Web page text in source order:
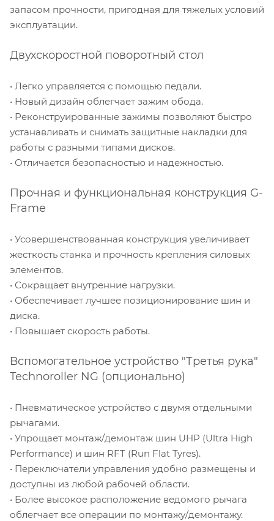
запасом прочности, пригодная для тяжелых условий
эксплуатации.
Двухскоростной поворотный стол
• Легко управляется с помощью педали.
• Новый дизайн облегчает зажим обода.
• Реконструированные зажимы позволяют быстро
устанавливать и снимать защитные накладки для
работы с разными типами дисков.
• Отличается безопасностью и надежностью.
Прочная и функциональная конструкция G-
Frame
• Усовершенствованная конструкция увеличивает
жесткость станка и прочность крепления силовых
элементов.
• Сокращает внутренние нагрузки.
• Обеспечивает лучшее позиционирование шин и
диска.
• Повышает скорость работы.
Вспомогательное устройство "Третья рука"
Technoroller NG (опционально)
• Пневматическое устройство с двумя отдельными
рычагами.
• Упрощает монтаж/демонтаж шин UHP (Ultra High
Performance) и шин RFT (Run Flat Tyres).
• Переключатели управления удобно размещены и
доступны из любой рабочей области.
• Более высокое расположение ведомого рычага
облегчает все операции по монтажу/демонтажу.